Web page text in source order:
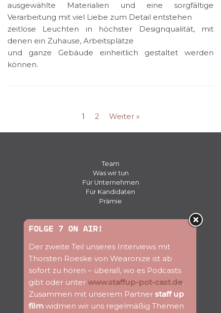
ausgewählte Materialien und eine sorgfältige
Verarbeitung mit viel Liebe zum Detail entstehen
zeitlose Leuchten in höchster Designqualität, mit
denen ein Zuhause, Arbeitsplätze
und ganze Gebäude einheitlich gestaltet werden
können.
1 2 Weiter »
Team
Was wir tun
Für Unternehmen
Für Kandidaten
Prämie
Presse
Jobs
Blog
FOLGE 7 ON AIR!
Der zweite Teil unseres Interviews mit
Thorsten Roeske von Wearonize ist ab
sofort zu hören – überall, wo es Podcasts
gibt oder unter www.staffup-pot-cast.de.
Zusammen mit unserem Partner staff up
film widmen wir uns regelmäßig Themen